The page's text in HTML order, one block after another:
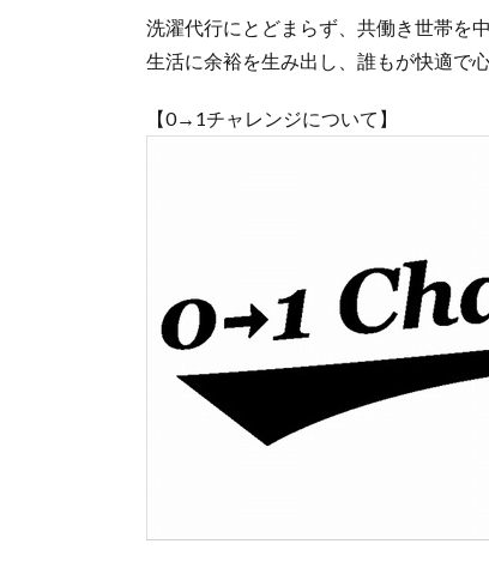
洗濯代行にとどまらず、共働き世帯を
生活に余裕を生み出し、誰もが快適で
【0→1チャレンジについて】